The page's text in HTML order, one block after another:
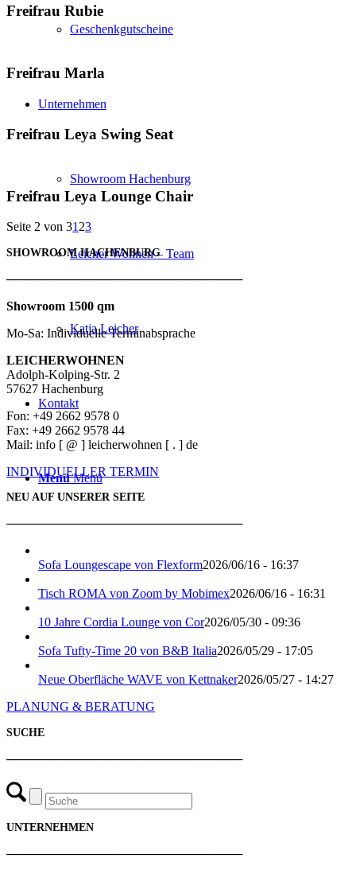
Geschenkgutscheine
Unternehmen
Showroom Hachenburg
Leicher Wohnen – Team
Katja Leicher
Kontakt
Menü Menü
Freifrau Rubie
Freifrau Marla
Freifrau Leya Swing Seat
Freifrau Leya Lounge Chair
Seite 2 von 31 23
SHOWROOM HACHENBURG
───────────────────────────
Showroom 1500 qm
Mo-Sa: Individuelle Terminabsprache
LEICHERWOHNEN
Adolph-Kolping-Str. 2
57627 Hachenburg
Fon: +49 2662 9578 0
Fax: +49 2662 9578 44
Mail: info [ @ ] leicherwohnen [ . ] de
INDIVIDUELLER TERMIN
NEU AUF UNSERER SEITE
───────────────────────────
Sofa Loungescape von Flexform2026/06/16 - 16:37
Tisch ROMA von Zoom by Mobimex2026/06/16 - 16:31
10 Jahre Cordia Lounge von Cor2026/05/30 - 09:36
Sofa Tufty-Time 20 von B&B Italia2026/05/29 - 17:05
Neue Oberfläche WAVE von Kettnaker2026/05/27 - 14:27
PLANUNG & BERATUNG
SUCHE
───────────────────────────
UNTERNEHMEN
───────────────────────────